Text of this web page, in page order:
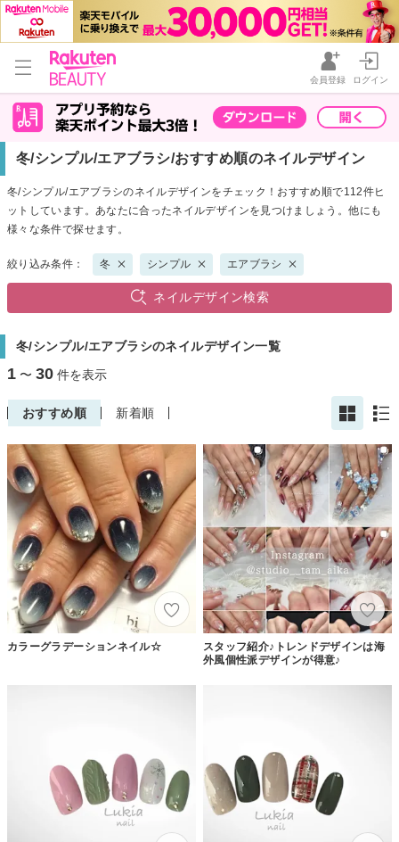
会員登録 ログイン
冬/シンプル/エアブラシ/おすすめ順のネイルデザイン
冬/シンプル/エアブラシのネイルデザインをチェック！おすすめ順で112件ヒ
ットしています。あなたに合ったネイルデザインを見つけましょう。他にも
様々な条件で探せます。
絞り込み条件： 冬 シンプル エアブラシ
ネイルデザイン検索
冬/シンプル/エアブラシのネイルデザイン一覧
1 〜 30 件を表示
おすすめ順 新着順
カラーグラデーションネイル☆
スタッフ紹介♪トレンドデザインは海
外風個性派デザインが得意♪